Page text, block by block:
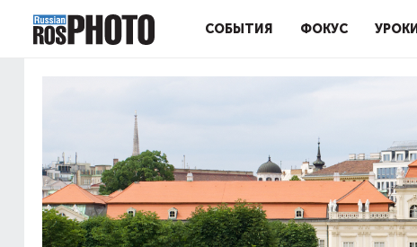
СОБЫТИЯ ФОКУС УРОКИ